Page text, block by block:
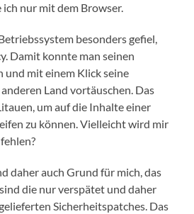
nur mit dem Browser.
besonders gefiel,
Damit konnte man seinen
und mit einem Klick seine
Land vortäuschen. Das
um auf die Inhalte einer
zu können. Vielleicht wird mir
daher auch Grund für mich, das
die nur verspätet und daher
Sicherheitspatches. Das